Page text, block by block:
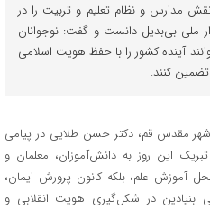
مدارس و نظام تعلیم و تربیت را در
ملی بی‌بدیل دانست و گفت: نوجوانان
آینده کشور را با حفظ هویت اسلامی
کنند.
مقدس قم، دکتر حسن طلایی در پیامی
با تبریک این روز به دانش‌آموزان، معلمان و
آموزش علم، بلکه کانون پرورش ایمان،
در شکل‌گیری هویت انقلابی و